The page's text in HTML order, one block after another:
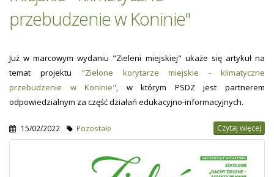
przebudzenie w Koninie"
Już w marcowym wydaniu "Zieleni miejskiej" ukaże się artykuł na
temat projektu "Zielone korytarze miejskie - klimatyczne
przebudzenie w Koninie", w którym PSDZ jest partnerem
odpowiedzialnym za część działań edukacyjno-informacyjnych.
15/02/2022 Pozostałe Czytaj więcej